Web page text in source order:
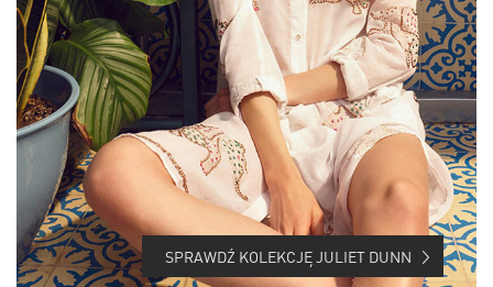
SPRAWDŹ KOLEKCJĘ JULIET DUNN